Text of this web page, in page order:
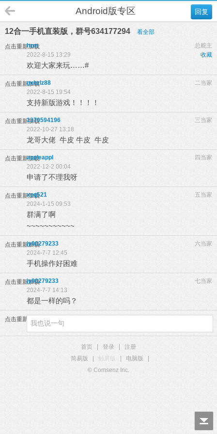
回复
Android版专区
12合一手机直装版，群号634177294 看全部
点击重新加载 总舵主
hzm
收藏
2022-8-15 13:29
欢迎大家来玩……#
点击重新加载 二当家
gxhzlz88
2022-8-15 19:54
支持新版游戏！！！！
点击重新加载 三当家
1370594196
2022-10-27 13:18
龙哥大佬 牛皮 牛皮 牛皮
点击重新加载 四当家
appleappl
2022-12-2 00:04
申请了不理我呀
点击重新加载 五当家
xpg521
2024-1-15 09:53
群满了啊
~~~~~~~~~~~
点击重新加载 六当家
jy00279233
2024-7-7 12:45
手机操作好困难
点击重新加载 七当家
jy00279233
2024-7-7 14:13
都是一样的吗？
点击重新加载
首页 登录
注册
简易版
触屏版 电脑版
© Comsenz Inc.